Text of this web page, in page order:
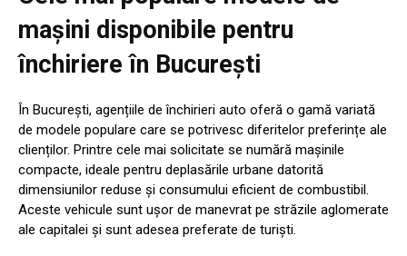
mașini disponibile pentru
închiriere în București
În București, agențiile de închirieri auto oferă o gamă variată
de modele populare care se potrivesc diferitelor preferințe ale
clienților. Printre cele mai solicitate se numără mașinile
compacte, ideale pentru deplasările urbane datorită
dimensiunilor reduse și consumului eficient de combustibil.
Aceste vehicule sunt ușor de manevrat pe străzile aglomerate
ale capitalei și sunt adesea preferate de turiști.